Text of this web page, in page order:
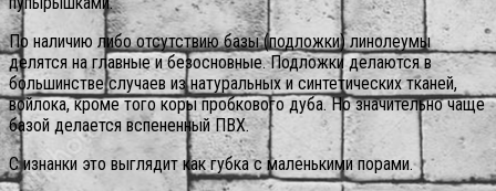
По наличию либо отсутствию базы (подложки) линолеумы
делятся на главные и безосновные. Подложки делаются в
большинстве случаев из натуральных и синтетических тканей,
войлока, кроме того коры пробкового дуба. Но значительно чаще
базой делается вспененный ПВХ.
С изнанки это выглядит как губка с маленькими порами.